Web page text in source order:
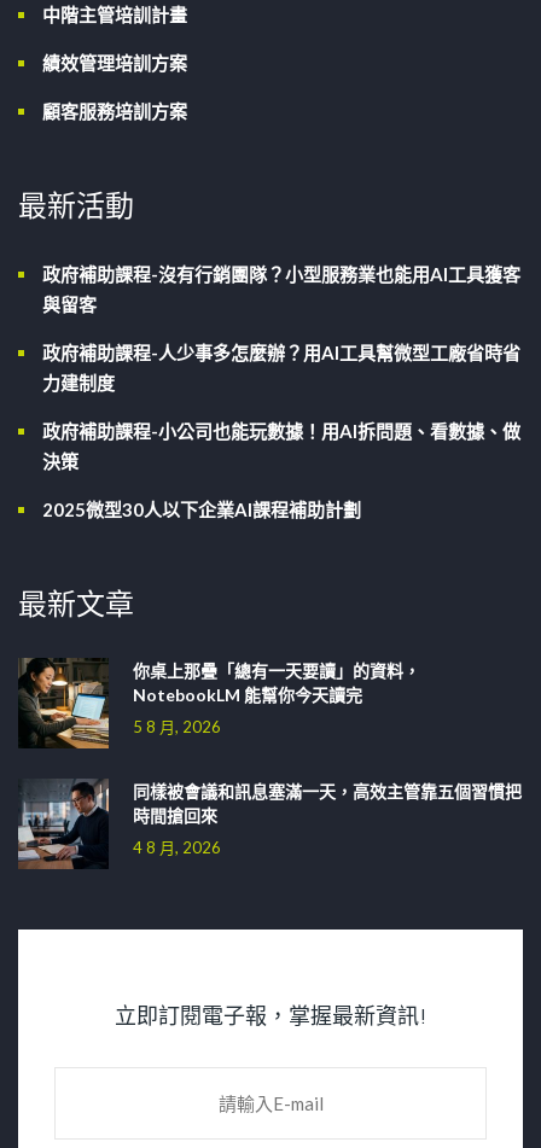
中階主管培訓計畫
績效管理培訓方案
顧客服務培訓方案
最新活動
政府補助課程-沒有行銷團隊？小型服務業也能用AI工具獲客
與留客
政府補助課程-人少事多怎麼辦？用AI工具幫微型工廠省時省
力建制度
政府補助課程-小公司也能玩數據！用AI拆問題、看數據、做
決策
2025微型30人以下企業AI課程補助計劃
最新文章
你桌上那疊「總有一天要讀」的資料，
NotebookLM 能幫你今天讀完
5 8 月, 2026
同樣被會議和訊息塞滿一天，高效主管靠五個習慣把
時間搶回來
4 8 月, 2026
立即訂閱電子報，掌握最新資訊!